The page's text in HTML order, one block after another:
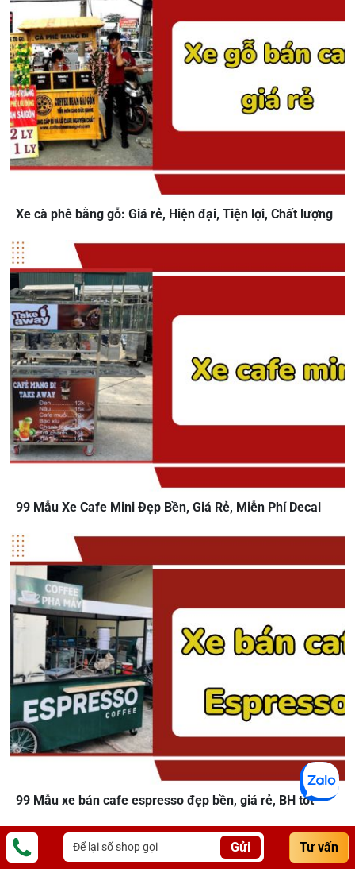
Xe cà phê bằng gỗ: Giá rẻ, Hiện đại, Tiện lợi, Chất lượng
99 Mẫu Xe Cafe Mini Đẹp Bền, Giá Rẻ, Miễn Phí Decal
99 Mẫu xe bán cafe espresso đẹp bền, giá rẻ, BH tốt
Gửi Tư vấn